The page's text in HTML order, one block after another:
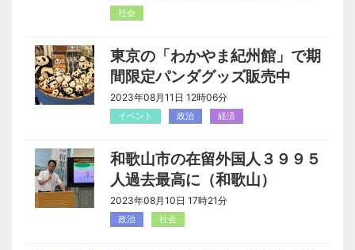
社会
東京の「わかやま紀州館」で期
間限定パンダグッズ販売中
2023年08月11日 12時06分
イベント 政治 経済
和歌山市の在留外国人３９９５
人過去最高に（和歌山）
2023年08月10日 17時21分
政治 社会